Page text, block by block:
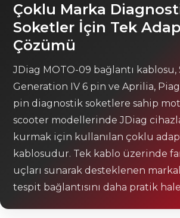
Çoklu Marka
Soketler İçin Tek
Çözümü
JDiag MOTO-09 bağlantı
Generation IV 6 pin ve Aprilia,
pin diagnostik soketlere sahip
scooter modellerinde JDiag
kurmak için kullanılan çoklu
kablosudur. Tek kablo üzerinde
uçları sunarak desteklenen
tespit bağlantısını daha pratik